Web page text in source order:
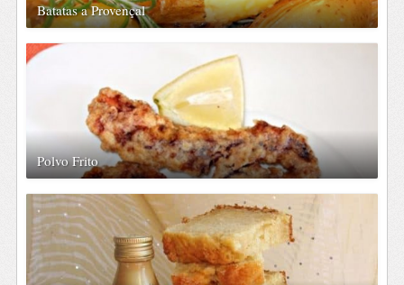
Batatas a Provençal
Polvo Frito